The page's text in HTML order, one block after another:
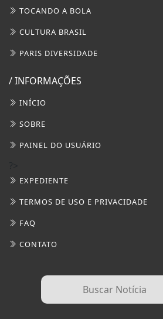
TOCANDO A BOLA
CULTURA BRASIL
PARIS DIVERSIDADE
/ INFORMAÇÕES
INÍCIO
SOBRE
PAINEL DO USUÁRIO
EXPEDIENTE
TERMOS DE USO E PRIVACIDADE
FAQ
CONTATO
Termos de Uso e Privacidade